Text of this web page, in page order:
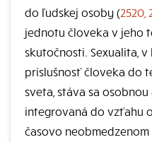
do ľudskej osoby (2520,
jednotu človeka v jeho
skutočnosti. Sexualita,
príslušnosť človeka do
sveta, stáva sa
integrovaná do vzťahu
časovo